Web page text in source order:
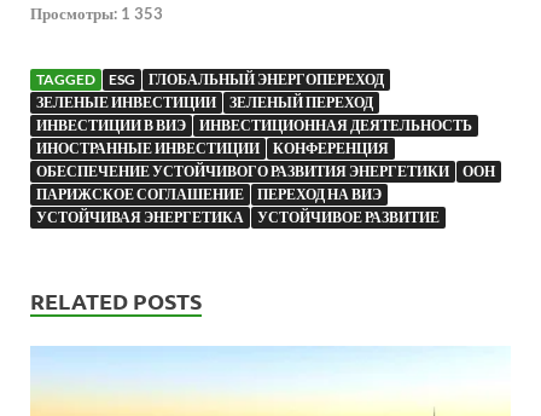
Просмотры: 1 353
TAGGED ESG
ГЛОБАЛЬНЫЙ ЭНЕРГОПЕРЕХОД
ЗЕЛЕНЫЕ ИНВЕСТИЦИИ
ЗЕЛЕНЫЙ ПЕРЕХОД
ИНВЕСТИЦИИ В ВИЭ
ИНВЕСТИЦИОННАЯ ДЕЯТЕЛЬНОСТЬ
ИНОСТРАННЫЕ ИНВЕСТИЦИИ
КОНФЕРЕНЦИЯ
ОБЕСПЕЧЕНИЕ УСТОЙЧИВОГО РАЗВИТИЯ ЭНЕРГЕТИКИ
ООН
ПАРИЖСКОЕ СОГЛАШЕНИЕ
ПЕРЕХОД НА ВИЭ
УСТОЙЧИВАЯ ЭНЕРГЕТИКА
УСТОЙЧИВОЕ РАЗВИТИЕ
RELATED POSTS